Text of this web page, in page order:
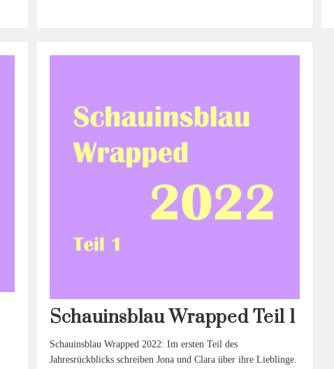
Schauinsblau Wrapped Teil 1
Schauinsblau Wrapped 2022: Im ersten Teil des
Jahresrückblicks schreiben Jona und Clara über ihre Lieblinge.